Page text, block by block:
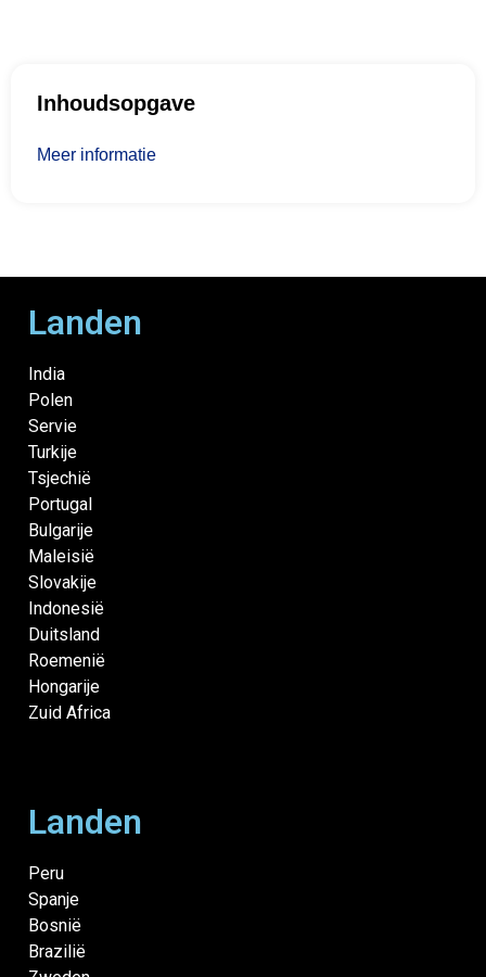
Inhoudsopgave
Meer informatie
Landen
India
Polen
Servie
Turkije
Tsjechië
Portugal
Bulgarije
Maleisië
Slovakije
Indonesië
Duitsland
Roemenië
Hongarije
Zuid Africa
Landen
Peru
Spanje
Bosnië
Brazilië